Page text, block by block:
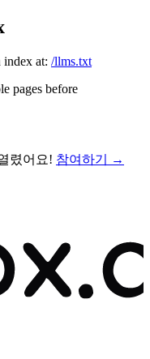
index at: /llms.txt
pages before
렸어요! 참여하기 →